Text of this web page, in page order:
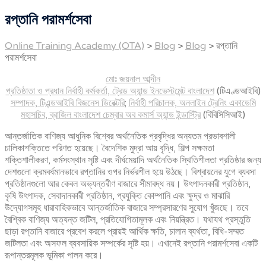
রপ্তানি পরামর্শসেবা
Online Training Academy (OTA) > Blog > Blog > রপ্তানি
পরামর্শসেবা
মোঃ জয়নাল আব্দীন
প্রতিষ্ঠাতা ও প্রধান নির্বাহী কর্মকর্তা, ট্রেড অ্যান্ড ইনভেস্টমেন্ট বাংলাদেশ(টিএণ্ডআইবি)
সম্পাদক, টিএন্ডআইবি বিজনেস ডিরেক্টরি; নির্বাহী পরিচালক, অনলাইন ট্রেনিং একাডেমি
মহাসচিব, ব্রাজিল বাংলাদেশ চেম্বার অব কমার্স অ্যান্ড ইন্ডাস্ট্রি(বিবিসিসিআই)
আন্তর্জাতিক বাণিজ্য আধুনিক বিশ্বের অর্থনৈতিক প্রবৃদ্ধির অন্যতম প্রভাবশালী
চালিকাশক্তিতে পরিণত হয়েছে। বৈদেশিক মুদ্রা আয় বৃদ্ধি, শিল্প সক্ষমতা
শক্তিশালীকরণ, কর্মসংস্থান সৃষ্টি এবং দীর্ঘমেয়াদি অর্থনৈতিক স্থিতিশীলতা প্রতিষ্ঠার জন্য
দেশগুলো ক্রমবর্ধমানভাবে রপ্তানির ওপর নির্ভরশীল হয়ে উঠছে। বিশ্বায়নের যুগে ব্যবসা
প্রতিষ্ঠানগুলো আর কেবল অভ্যন্তরীণ বাজারে সীমাবদ্ধ নয়। উৎপাদনকারী প্রতিষ্ঠান,
কৃষি উৎপাদক, সেবাদানকারী প্রতিষ্ঠান, প্রযুক্তি কোম্পানি এবং ক্ষুদ্র ও মাঝারি
উদ্যোগসমূহ ধারাবাহিকভাবে আন্তর্জাতিক বাজারে সম্প্রসারণের সুযোগ খুঁজছে। তবে
বৈশ্বিক বাণিজ্য অত্যন্ত জটিল, প্রতিযোগিতামূলক এবং নিয়ন্ত্রিত। যথাযথ প্রস্তুতি
ছাড়া রপ্তানি বাজারে প্রবেশ করলে প্রায়ই আর্থিক ক্ষতি, চালান ব্যর্থতা, বিধি-সম্মত
জটিলতা এবং অসফল ব্যবসায়িক সম্পর্কের সৃষ্টি হয়। এখানেই রপ্তানি পরামর্শসেবা একটি
রূপান্তরমূলক ভূমিকা পালন করে।